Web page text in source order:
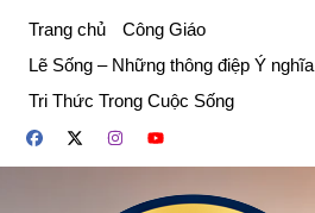
phần
dung
Trang chủ
Công Giáo
Lẽ Sống – Những thông điệp Ý nghĩa
Tri Thức Trong Cuộc Sống